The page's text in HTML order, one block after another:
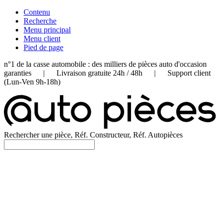
Contenu
Recherche
Menu principal
Menu client
Pied de page
n°1 de la casse automobile : des milliers de pièces auto d'occasion
garanties | Livraison gratuite 24h / 48h | Support client
(Lun-Ven 9h-18h)
Rechercher une pièce, Réf. Constructeur, Réf. Autopièces